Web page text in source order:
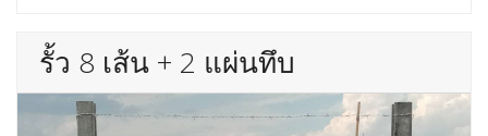
รั้ว 8 เส้น + 2 แผ่นทึบ